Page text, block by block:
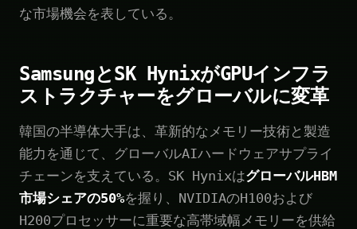
な市場機会を表している。
SamsungとSK HynixがGPUインフラ
ストラクチャーをグローバルに変革
韓国の半導体大手は、革新的なメモリー技術と製造
能力を通じて、グローバルAIハードウェアサプライ
チェーンを支えている。SK HynixはグローバルHBM
市場シェアの50%を握り、NVIDIAのH100および
H200プロセッサーに重要な高帯域幅メモリーを供給